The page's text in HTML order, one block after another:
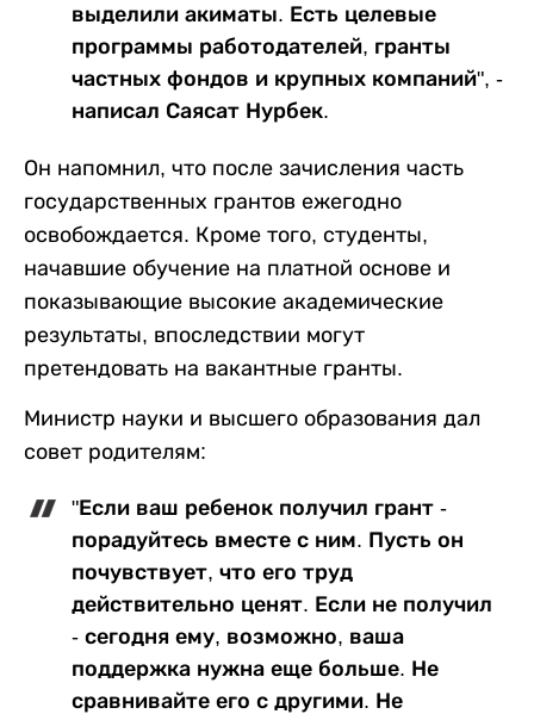
выделили акиматы. Есть целевые
программы работодателей, гранты
частных фондов и крупных компаний", -
написал Саясат Нурбек.
Он напомнил, что после зачисления часть
государственных грантов ежегодно
освобождается. Кроме того, студенты,
начавшие обучение на платной основе и
показывающие высокие академические
результаты, впоследствии могут
претендовать на вакантные гранты.
Министр науки и высшего образования дал
совет родителям:
"Если ваш ребенок получил грант -
порадуйтесь вместе с ним. Пусть он
почувствует, что его труд
действительно ценят. Если не получил
- сегодня ему, возможно, ваша
поддержка нужна еще больше. Не
сравнивайте его с другими. Не